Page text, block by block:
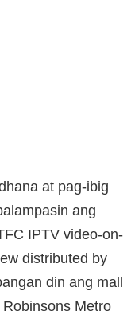
at pag-ibig
ang
IPTV video-on-
distributed by
din ang mall
Robinsons Metro